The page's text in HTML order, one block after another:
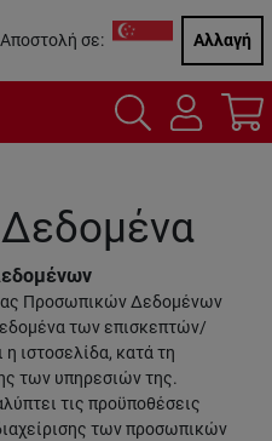
Αποστολή σε: Αλλαγή
Προσωπικών Δεδομένων
των επισκεπτών/
ιστοσελίδα, κατά τη
των υπηρεσιών της.
τις προϋποθέσεις
των προσωπικών